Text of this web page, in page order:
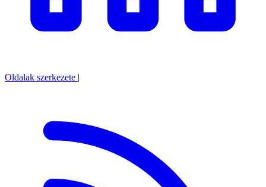
Oldalak szerkezete |